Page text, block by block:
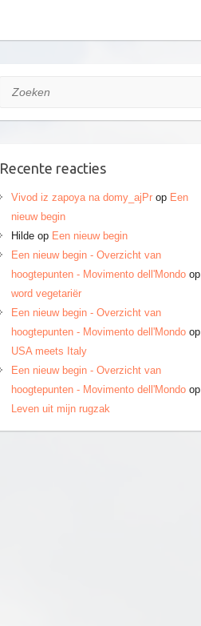
Zoeken
Recente reacties
Vivod iz zapoya na domy_ajProp Een
nieuw begin
Hildeop Een nieuw begin
Een nieuw begin - Overzicht van
hoogtepunten - Movimento dell'Mondoop
word vegetariër
Een nieuw begin - Overzicht van
hoogtepunten - Movimento dell'Mondoop
USA meets Italy
Een nieuw begin - Overzicht van
hoogtepunten - Movimento dell'Mondoop
Leven uit mijn rugzak